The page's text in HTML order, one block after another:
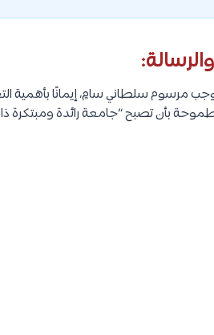
مرسوم سلطاني سامٍ، إيمانًا بأهمية
بأن تصبح “جامعة رائدة